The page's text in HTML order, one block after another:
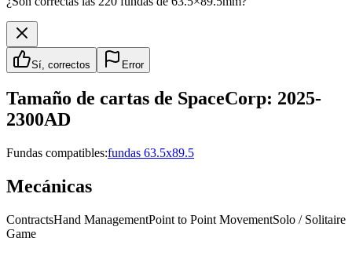
Sí, correctos Error
Tamaño de cartas de SpaceCorp: 2025-
2300AD
Fundas compatibles:fundas 63.5x89.5
Mecánicas
ContractsHand ManagementPoint to Point MovementSolo / Solitaire
Game